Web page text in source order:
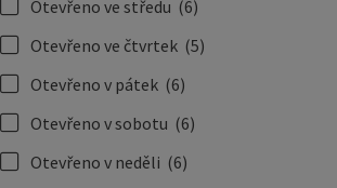
Otevřeno ve středu (6)
Otevřeno ve čtvrtek (5)
Otevřeno v pátek (6)
Otevřeno v sobotu (6)
Otevřeno v neděli (6)